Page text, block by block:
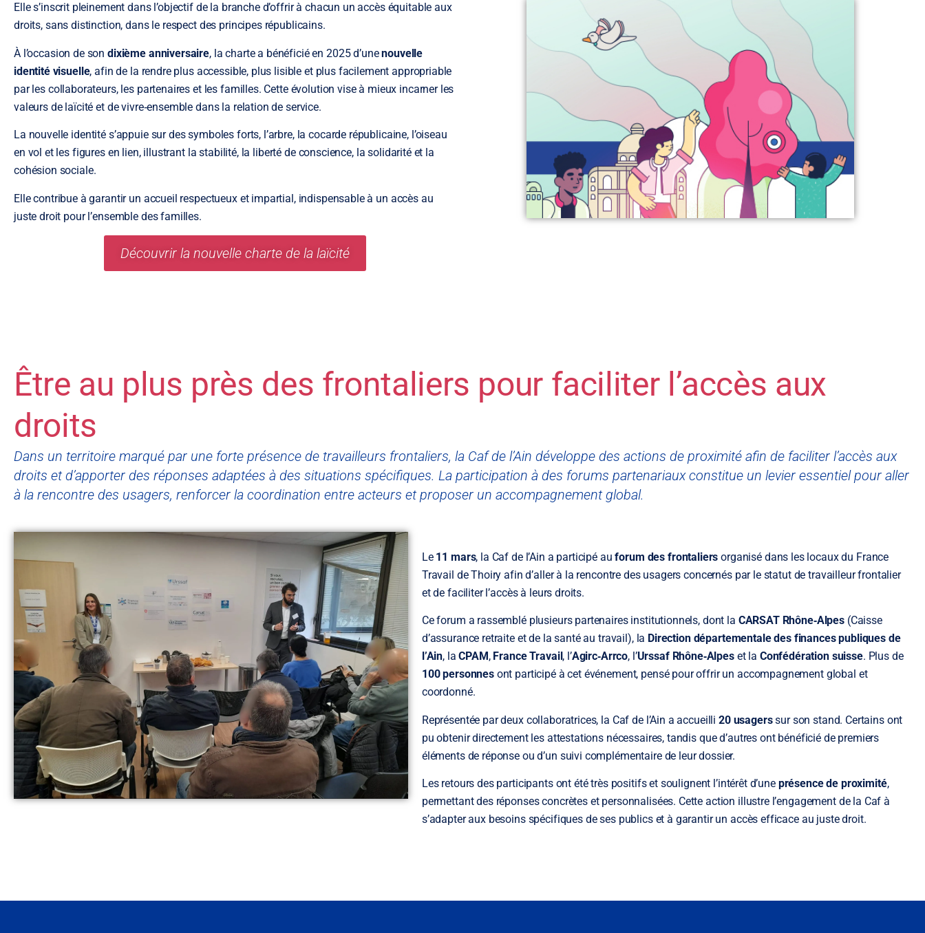
Elle s’inscrit pleinement dans l’objectif de la branche d’offrir à chacun un accès équitable aux
droits, sans distinction, dans le respect des principes républicains.
À l’occasion de son dixième anniversaire, la charte a bénéficié en 2025 d’unenouvelle
identité visuelle, afin de la rendre plus accessible, plus lisible et plus facilement appropriable
par les collaborateurs, les partenaires et les familles. Cette évolution vise à mieux incarner les
valeurs de laïcité et de vivre‑ensemble dans la relation de service.
La nouvelle identité s’appuie sur des symboles forts, l’arbre, la cocarde républicaine, l’oiseau
en vol et les figures en lien, illustrant la stabilité, la liberté de conscience, la solidarité et la
cohésion sociale.
Elle contribue à garantir un accueil respectueux et impartial, indispensable à un accès au
juste droit pour l’ensemble des familles.
Découvrir la nouvelle charte de la laïcité
Être au plus près des frontaliers pour faciliter l’accès aux
droits
Dans un territoire marqué par une forte présence de travailleurs frontaliers, la Caf de l’Ain développe des actions de proximité afin de faciliter l’accès aux
droits et d’apporter des réponses adaptées à des situations spécifiques. La participation à des forums partenariaux constitue un levier essentiel pour aller
à la rencontre des usagers, renforcer la coordination entre acteurs et proposer un accompagnement global.
Le 11 mars, la Caf de l’Ain a participé auforum des frontaliers organisé dans les locaux du France
Travail de Thoiry afin d’aller à la rencontre des usagers concernés par le statut de travailleur frontalier
et de faciliter l’accès à leurs droits.
Ce forum a rassemblé plusieurs partenaires institutionnels, dont la CARSAT Rhône‑Alpes (Caisse
d’assurance retraite et de la santé au travail), la Direction départementale des finances publiques de
l’Ain, laCPAM , France Travail , l’Agirc‑Arrco, l’Urssaf Rhône‑Alpeset la Confédération suisse. Plus de
100 personnesont participé à cet événement, pensé pour offrir un accompagnement global et
coordonné.
Représentée par deux collaboratrices, la Caf de l’Ain a accueilli 20 usagerssur son stand. Certains ont
pu obtenir directement les attestations nécessaires, tandis que d’autres ont bénéficié de premiers
éléments de réponse ou d’un suivi complémentaire de leur dossier.
Les retours des participants ont été très positifs et soulignent l’intérêt d’une présence de proximité,
permettant des réponses concrètes et personnalisées. Cette action illustre l’engagement de la Caf à
s’adapter aux besoins spécifiques de ses publics et à garantir un accès efficace au juste droit.